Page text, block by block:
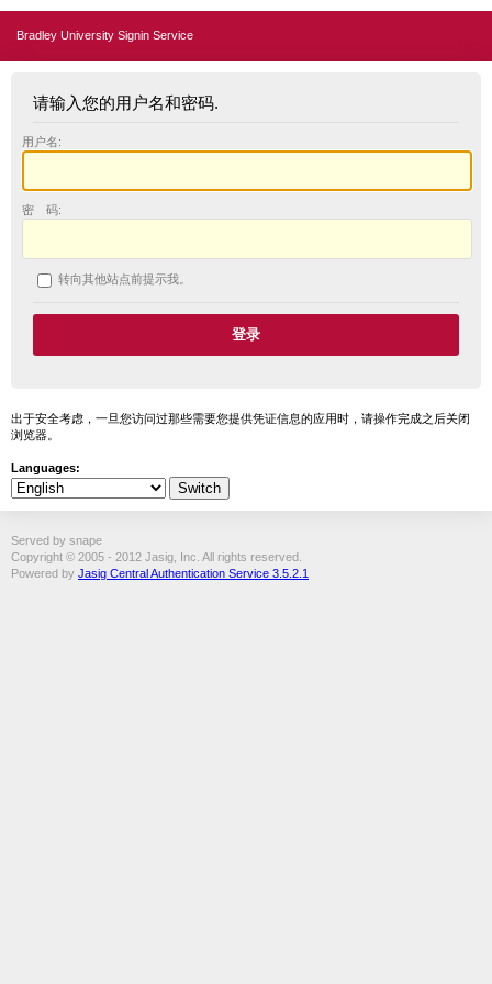
Bradley University Signin Service
请输入您的用户名和密码.
用户名:
密 码:
转向其他站点前提示我。
出于安全考虑，一旦您访问过那些需要您提供凭证信息的应用时，请操作完成之后关闭
浏览器。
Languages:
Served by snape
Copyright © 2005 - 2012 Jasig, Inc. All rights reserved.
Powered by Jasig Central Authentication Service 3.5.2.1